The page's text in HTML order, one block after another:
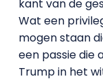
kant van de
Wat een
mogen staan
een passie die
Trump in het